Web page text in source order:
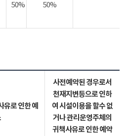
50% 50%
로 인한 예
사전예약된 경우로서
천재지변등으로 인하
여 시설이용을 할수 없
거나 관리운영주체의
귀책사유로 인한 예약